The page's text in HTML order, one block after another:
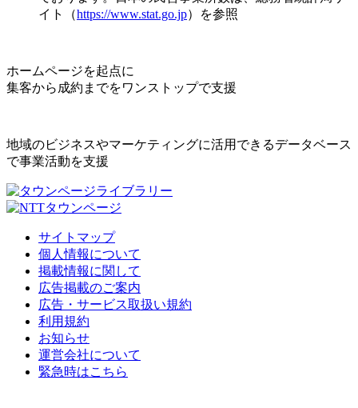
イト（https://www.stat.go.jp）を参照
ホームページを起点に
集客から成約までをワンストップで支援
地域のビジネスやマーケティングに活用できるデータベース
で事業活動を支援
サイトマップ
個人情報について
掲載情報に関して
広告掲載のご案内
広告・サービス取扱い規約
利用規約
お知らせ
運営会社について
緊急時はこちら